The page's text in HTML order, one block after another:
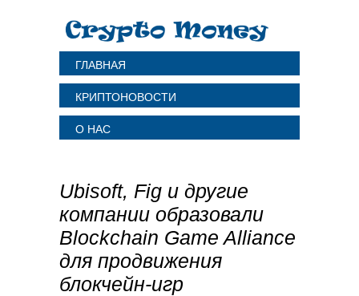
ГЛАВНАЯ
КРИПТОНОВОСТИ
О НАС
Ubisoft, Fig и другие
компании образовали
Blockchain Game Alliance
для продвижения
блокчейн-игр